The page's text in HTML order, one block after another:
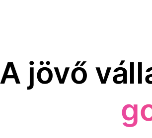
A jövő